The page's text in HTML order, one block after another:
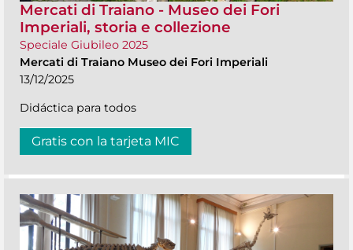
Mercati di Traiano - Museo dei Fori
Imperiali, storia e collezione
Speciale Giubileo 2025
Mercati di Traiano Museo dei Fori Imperiali
13/12/2025
Didáctica para todos
Gratis con la tarjeta MIC